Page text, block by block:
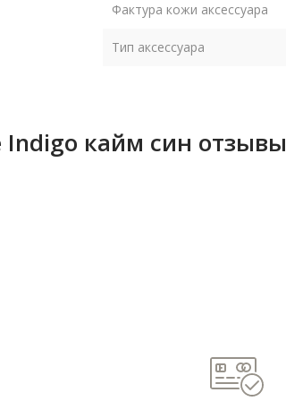
Фактура кожи аксессуара
Тип аксессуара
Indigo кайм син отзывы